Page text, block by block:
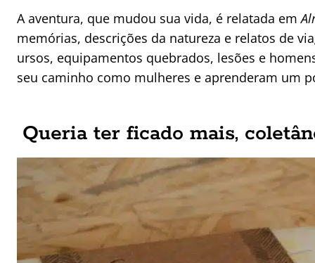
A aventura, que mudou sua vida, é relatada em
memórias, descrições da natureza e relatos de
ursos, equipamentos quebrados, lesões e
seu caminho como mulheres e aprenderam um
Queria ter ficado mais,